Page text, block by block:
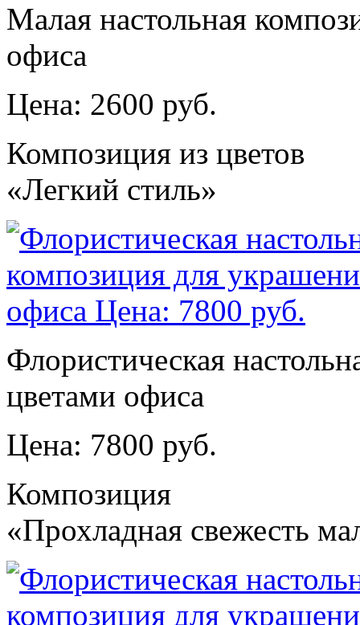
Малая настольная
офиса
Цена: 2600 руб.
Композиция из цветов
«Легкий стиль»
Флористическая
цветами офиса
Цена: 7800 руб.
Композиция
«Прохладная свежесть